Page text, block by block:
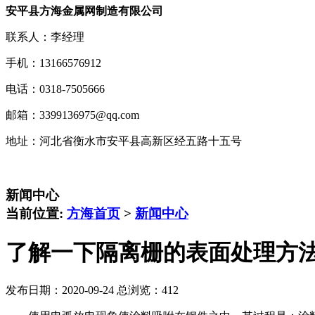
安平县方海金属网制造有限公司
联系人：李经理
手机：13166576912
电话：0318-7505666
邮箱：3399136975@qq.com
地址：河北省衡水市安平县高新区经五路十五号
新闻中心
当前位置: 方海首页 > 新闻中心
了解一下隔离栅的表面处理方
发布日期：2020-09-24 总浏览： 412